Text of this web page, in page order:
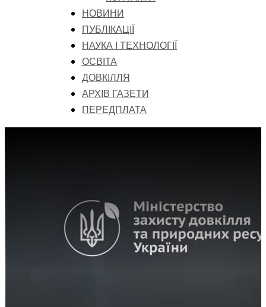
НОВИНИ
ПУБЛІКАЦІЇ
НАУКА І ТЕХНОЛОГІЇ
ОСВІТА
ДОВКІЛЛЯ
АРХІВ ГАЗЕТИ
ПЕРЕДПЛАТА